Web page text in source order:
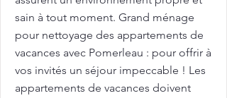
sain à tout moment. Grand ménage
pour nettoyage des appartements de
vacances avec Pomerleau : pour offrir à
vos invités un séjour impeccable ! Les
appartements de vacances doivent